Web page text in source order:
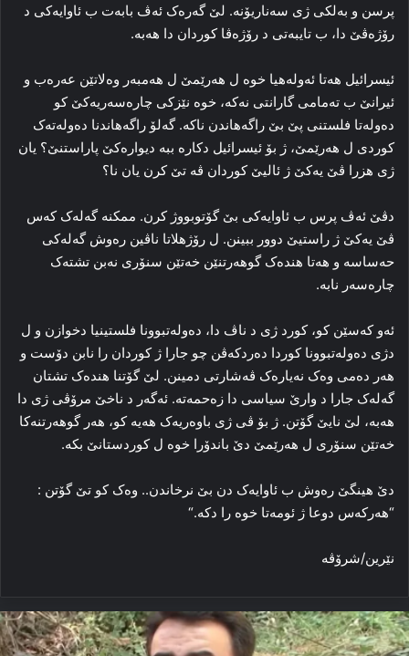
پرسن و به‌لکی ژی سه‌ناریۆنه‌. لێ گه‌ره‌ک ئه‌ڤ بابه‌ت ب ئاوایه‌کی د
رۆژه‌ڤێ دا، ب تایبەتی د رۆژەڤا کوردان دا هه‌به‌.
ئیسرائیل هه‌تا ئه‌وله‌هیا خوه‌ ل هه‌رێمێ ل هەمبه‌ر وه‌لاتێن عه‌ره‌ب و
ئیرانێ ب ته‌مامی گارانتی نه‌که‌، خوە نێزکی چاره‌سه‌ریه‌کێ کو
ده‌وله‌تا فلستنی پێ بێ راگەهاندن ناکه‌. گه‌لۆ راگەهاندنا ده‌وله‌ته‌ک
کوردی ل هه‌رێمێ، ژ بۆ ئیسرائیل دکاره‌ ببه‌ دیواره‌کێ پاراستنێ؟ یان
ژی هزرا ڤێ یه‌کێ ژ ئالیێ کوردان ڤه‌ تێ کرن یان نا؟
دڤێ ئه‌ڤ پرس ب ئاوایه‌کی بێ گۆتوبووژ کرن. ممکنه‌ گه‌له‌ک که‌س
ڤێ یه‌کێ ژ راستیێ دوور ببینن. ل رۆژهلاتا ناڤین ره‌وش گه‌له‌کی
حه‌ساسه‌ و هه‌تا هنده‌ک گوهه‌رتنێن خه‌تێن سنۆری نه‌بن تشته‌ک
چاره‌سه‌ر نابه‌.
ئه‌و که‌سێن کو، کورد ژی د ناڤ دا، ده‌وله‌تبوونا فلستینیا دخوازن و ل
دژی ده‌وله‌تبوونا کوردا ده‌ردکه‌ڤن چو جارا ژ کوردان را نابن دۆست و
هه‌ر ده‌می وه‌ک نه‌یاره‌ک ڤه‌شارتی دمینن. لێ گۆتنا هنده‌ک تشتان
گه‌له‌ک جارا د وارێ سیاسی دا زه‌حمه‌ته‌. ئه‌گه‌ر د ناخێ مرۆڤی ژی دا
هه‌به‌، لێ نایێ گۆتن. ژ بۆ ڤی ژی باوه‌ریه‌ک هه‌یه‌ کو، هه‌ر گوهه‌رتنه‌کا
خه‌تێن سنۆری ل هه‌رێمێ دێ باندۆرا خوه‌ ل کوردستانێ بکه‌.
دێ هینگێ ره‌وش ب ئاوایه‌ک دن بێ نرخاندن.. وه‌ک کو تێ گۆتن :
“هه‌رکه‌س دوعا ژ ئومه‌تا خوه‌ را دکه‌.“
نێرین/شرۆڤه‌